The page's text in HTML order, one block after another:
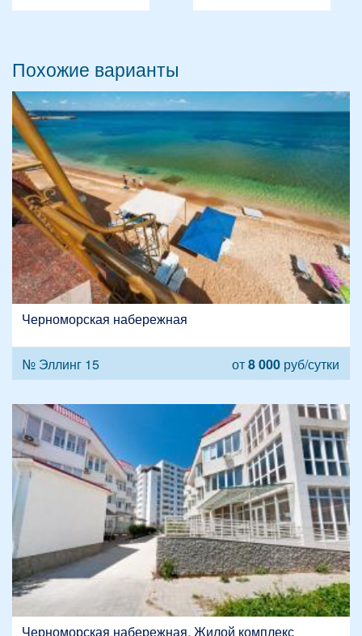
Похожие варианты
Черноморская набережная
№ Эллинг 15 от8 000 руб/сутки
Черноморская набережная, Жилой комплекс